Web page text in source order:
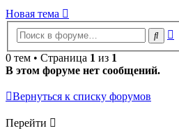
Новая
тема
Новая тема
Поиск
0 тем • Страница 1 из 1
В этом форуме нет сообщений.
Вернуться к списку форумов
Перейти